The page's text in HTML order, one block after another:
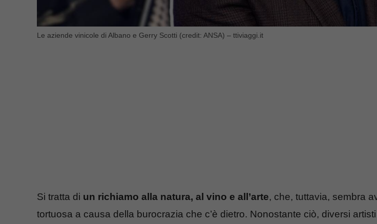
Le aziende vinicole di Albano e Gerry Scotti (credit: ANSA) – ttiviaggi.it
Si tratta di un richiamo alla natura, al vino e all’arte, che, tuttavia, sembra
tortuosa a causa della burocrazia che c’è dietro. Nonostante ciò, diversi